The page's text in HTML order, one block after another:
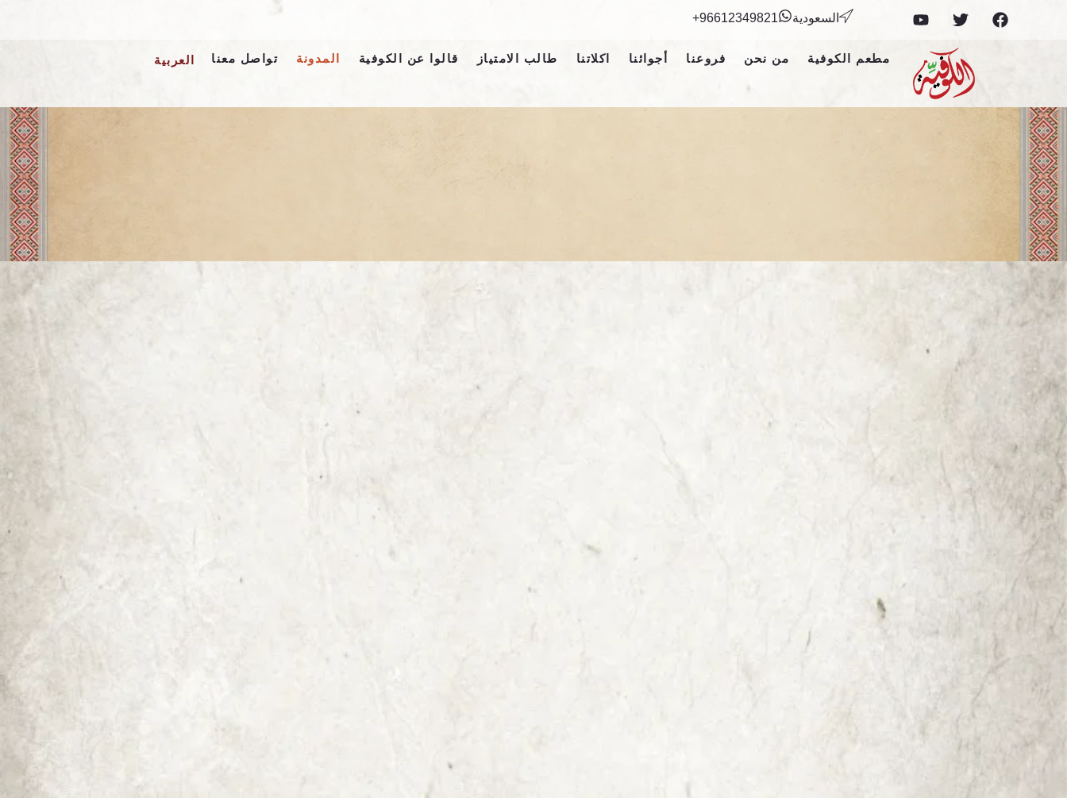
السعودية 96612349821+
مطعم الكوفية من نحن فروعنا أجوائنا اكلاتنا طالب الامتياز قالوا عن الكوفية المدونة تواصل معنا العربية
English